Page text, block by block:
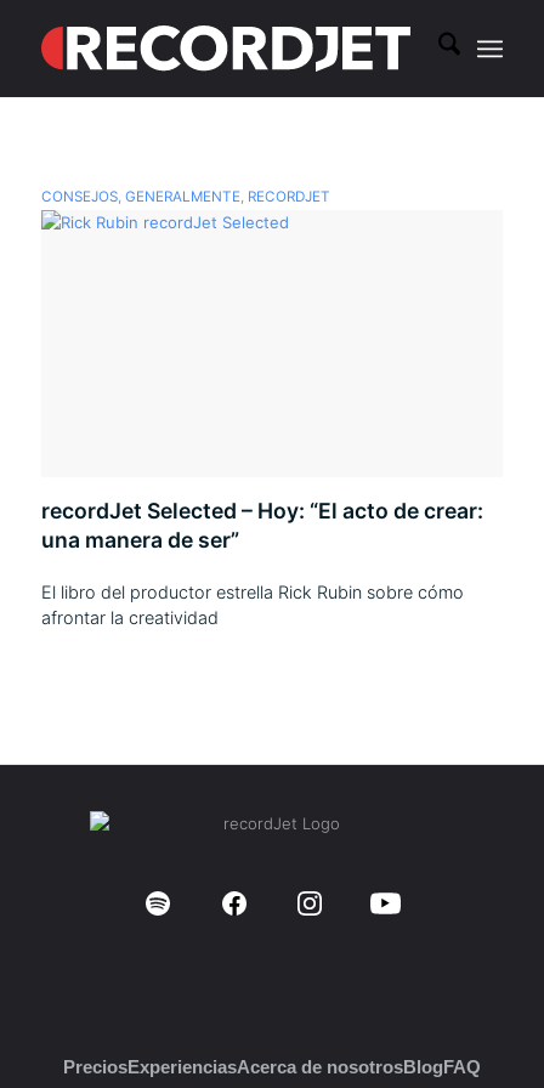
CONSEJOS, GENERALMENTE, RECORDJET
recordJet Selected – Hoy: “El acto de crear:
una manera de ser”
El libro del productor estrella Rick Rubin sobre cómo
afrontar la creatividad
PreciosExperienciasAcerca de nosotrosBlogFAQ